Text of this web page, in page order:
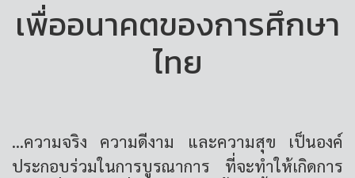
เพื่ออนาคตของการศึกษา
ไทย
...ความจริง ความดีงาม และความสุข เป็นองค์
ประกอบร่วมในการบูรณาการ ที่จะทำให้เกิดการ